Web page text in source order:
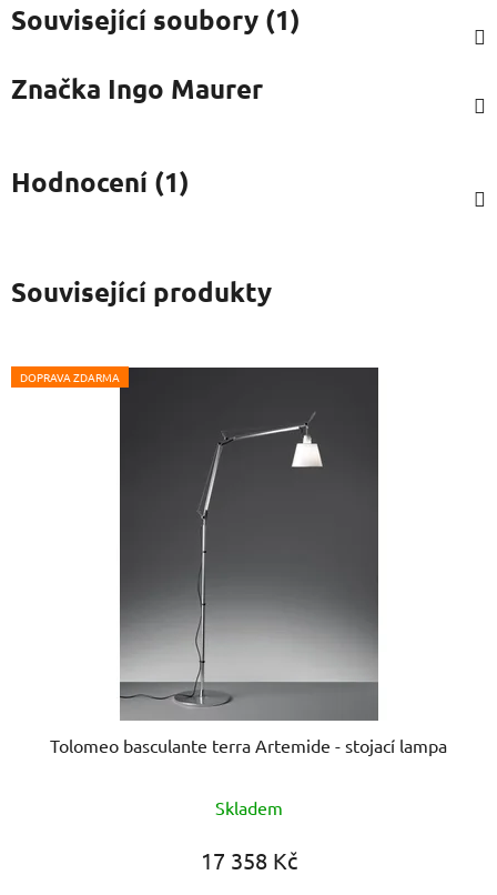
Související soubory (1)
Značka Ingo Maurer
Hodnocení (1)
Související produkty
DOPRAVA ZDARMA
Tolomeo basculante terra Artemide - stojací lampa
hodnocení
produktu
Skladem
17 358 Kč